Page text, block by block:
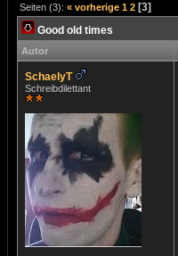
Seiten (3): « vorherige 1 2 [3]
Good old times
Autor
SchaelyT
Schreibdilettant